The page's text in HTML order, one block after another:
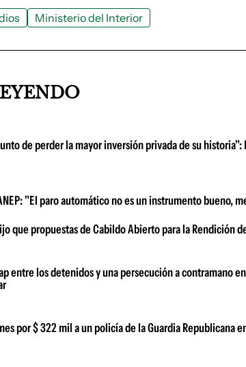
Ministerio del Interior
de perder la mayor inversión privada de su
"El paro automático no es un instrumento bueno,
que propuestas de Cabildo Abierto para la Rendición
entre los detenidos y una persecución a contramano
por $ 322 mil a un policía de la Guardia Republicana